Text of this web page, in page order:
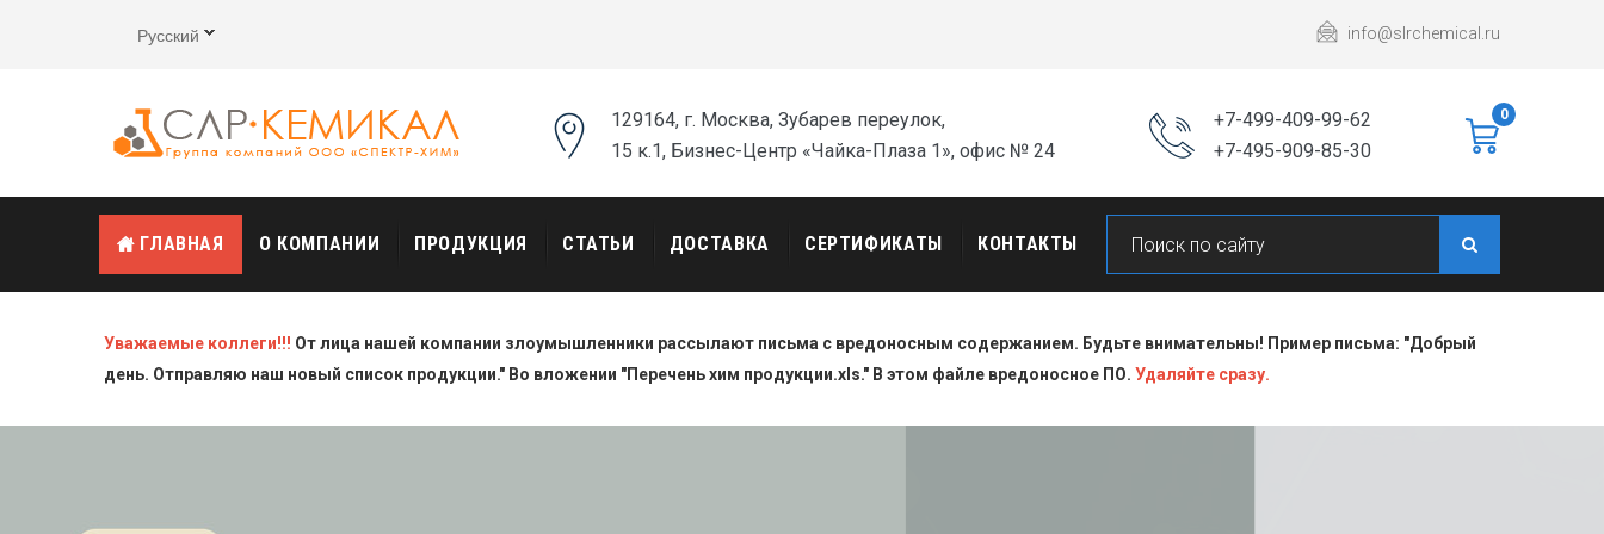
Русский info@slrchemical.ru
129164, г. Москва, Зубарев переулок,
15 к.1, Бизнес-Центр «Чайка-Плаза 1», офис № 24
+7-499-409-99-62
+7-495-909-85-30
0
ГЛАВНАЯ О КОМПАНИИ ПРОДУКЦИЯ СТАТЬИ ДОСТАВКА СЕРТИФИКАТЫ КОНТАКТЫ
Уважаемые коллеги!!! От лица нашей компании злоумышленники рассылают письма с вредоносным содержанием. Будьте внимательны! Пример письма: "Добрый
день. Отправляю наш новый список продукции." Во вложении "Перечень хим продукции.xls." В этом файле вредоносное ПО. Удаляйте сразу.